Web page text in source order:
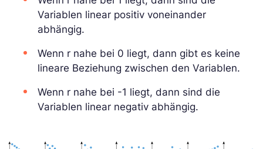
Variablen linear positiv voneinander
abhängig.
Wenn r nahe bei 0 liegt, dann gibt es keine
lineare Beziehung zwischen den Variablen.
Wenn r nahe bei -1 liegt, dann sind die
Variablen linear negativ abhängig.